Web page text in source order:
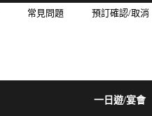
常見問題 預訂確認/取消
一日遊/宴會